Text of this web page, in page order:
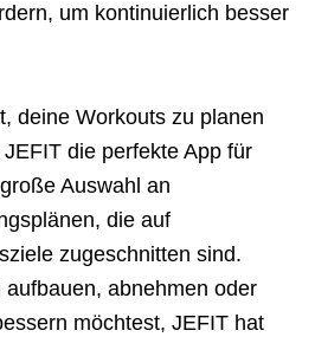
um kontinuierlich besser
deine Workouts zu planen
die perfekte App für
Auswahl an
die auf
zugeschnitten sind.
abnehmen oder
möchtest, JEFIT hat